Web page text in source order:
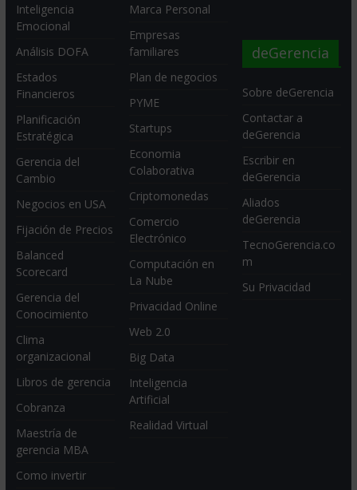
Inteligencia
Emocional
Análisis DOFA
Estados
Financieros
Planificación
Estratégica
Gerencia del
Cambio
Negocios en USA
Fijación de Precios
Balanced
Scorecard
Gerencia del
Conocimiento
Clima
organizacional
Libros de gerencia
Cobranza
Maestría de
gerencia MBA
Como invertir
Marca Personal
Empresas
familiares
Plan de negocios
PYME
Startups
Economia
Colaborativa
Criptomonedas
Comercio
Electrónico
Computación en
La Nube
Privacidad Online
Web 2.0
Big Data
Inteligencia
Artificial
Realidad Virtual
deGerencia
Sobre deGerencia
Contactar a
deGerencia
Escribir en
deGerencia
Aliados
deGerencia
TecnoGerencia.co
m
Su Privacidad